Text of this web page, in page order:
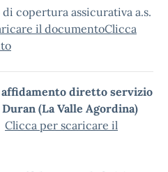
copertura assicurativa a.s.
il documentoClicca
diretto servizio
(La Valle Agordina)
Clicca per scaricare il